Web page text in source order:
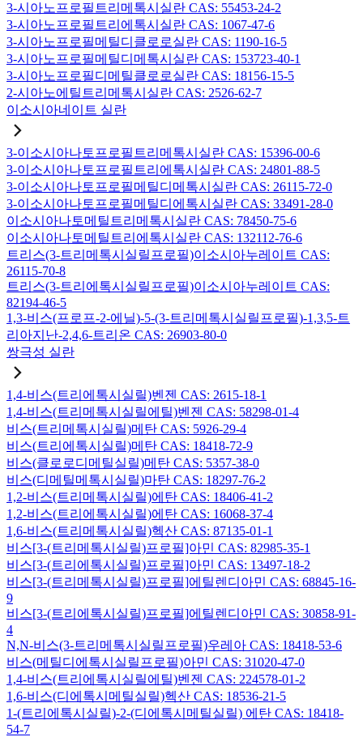
3-시아노프로필트리메톡시실란 CAS: 55453-24-2
3-시아노프로필트리에톡시실란 CAS: 1067-47-6
3-시아노프로필메틸디클로로실란 CAS: 1190-16-5
3-시아노프로필메틸디메톡시실란 CAS: 153723-40-1
3-시아노프로필디메틸클로로실란 CAS: 18156-15-5
2-시아노에틸트리메톡시실란 CAS: 2526-62-7
이소시아네이트 실란
3-이소시아나토프로필트리메톡시실란 CAS: 15396-00-6
3-이소시아나토프로필트리에톡시실란 CAS: 24801-88-5
3-이소시아나토프로필메틸디메톡시실란 CAS: 26115-72-0
3-이소시아나토프로필메틸디에톡시실란 CAS: 33491-28-0
이소시아나토메틸트리메톡시실란 CAS: 78450-75-6
이소시아나토메틸트리에톡시실란 CAS: 132112-76-6
트리스(3-트리메톡시실릴프로필)이소시아누레이트 CAS:
26115-70-8
트리스(3-트리에톡시실릴프로필)이소시아누레이트 CAS:
82194-46-5
1,3-비스(프로프-2-에닐)-5-(3-트리메톡시실릴프로필)-1,3,5-트
리아지난-2,4,6-트리온 CAS: 26903-80-0
쌍극성 실란
1,4-비스(트리에톡시실릴)벤젠 CAS: 2615-18-1
1,4-비스(트리메톡시실릴에틸)벤젠 CAS: 58298-01-4
비스(트리메톡시실릴)메탄 CAS: 5926-29-4
비스(트리에톡시실릴)메탄 CAS: 18418-72-9
비스(클로로디메틸실릴)메탄 CAS: 5357-38-0
비스(디메틸메톡시실릴)마탄 CAS: 18297-76-2
1,2-비스(트리메톡시실릴)에탄 CAS: 18406-41-2
1,2-비스(트리에톡시실릴)에탄 CAS: 16068-37-4
1,6-비스(트리메톡시실릴)헥산 CAS: 87135-01-1
비스[3-(트리메톡시실릴)프로필]아민 CAS: 82985-35-1
비스[3-(트리에톡시실릴)프로필]아민 CAS: 13497-18-2
비스[3-(트리메톡시실릴)프로필]에틸렌디아민 CAS: 68845-16-
9
비스[3-(트리에톡시실릴)프로필]에틸렌디아민 CAS: 30858-91-
4
N,N-비스(3-트리메톡시실릴프로필)우레아 CAS: 18418-53-6
비스(메틸디에톡시실릴프로필)아민 CAS: 31020-47-0
1,4-비스(트리에톡시실릴에틸)벤젠 CAS: 224578-01-2
1,6-비스(디에톡시메틸실릴)헥산 CAS: 18536-21-5
1-(트리에톡시실릴)-2-(디에톡시메틸실릴) 에탄 CAS: 18418-
54-7